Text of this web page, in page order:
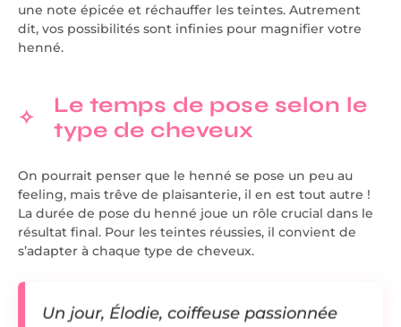
une note épicée et réchauffer les teintes. Autrement
dit, vos possibilités sont infinies pour magnifier votre
henné.
Le temps de pose selon le
type de cheveux
On pourrait penser que le henné se pose un peu au
feeling, mais trêve de plaisanterie, il en est tout autre !
La durée de pose du henné joue un rôle crucial dans le
résultat final. Pour les teintes réussies, il convient de
s’adapter à chaque type de cheveux.
Un jour, Élodie, coiffeuse passionnée